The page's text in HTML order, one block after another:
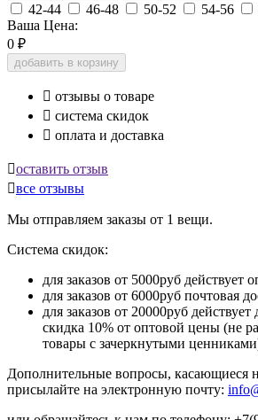
42-44 46-48 50-52 54-56
Ваша Цена:
0 ₽
добавить в корзину
 отзывы о товаре
 система скидок
 оплата и доставка
оставить отзыв
все отзывы
Мы отправляем заказы от 1 вещи.
Система скидок:
для заказов от 5000руб действует
для заказов от 6000руб почтовая
для заказов от 20000руб
скидка 10% от оптовой цены (не
товары с зачеркнутыми
Дополнительные вопросы, касающиеся
присылайте на электронную почту: